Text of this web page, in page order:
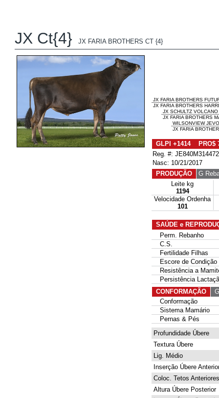
JX Ct{4} JX FARIA BROTHERS CT {4}
JX FARIA BROTHERS
JX FARIA BROTHERS
JX SCHULTZ
JX FARIA BROTHERS
WILSONVIEW
JX FARIA
GLPI +1414 PRO$
Reg. #:
Nasc: 10/21/2017
PRODUÇÃO
G
Leite kg
1194
Velocidade Ordenha
101
SAÚDE e
Perm. Rebanho
C.S.
Fertilidade Filhas
Escore de Condição
Resistência a
Persistência
CONFORMAÇÃO
Conformação
Sistema Mamário
Pernas & Pés
Profundidade Úbere
Textura Úbere
Lig. Médio
Inserção Úbere
Coloc. Tetos Anteriores
Altura Úbere Posterior